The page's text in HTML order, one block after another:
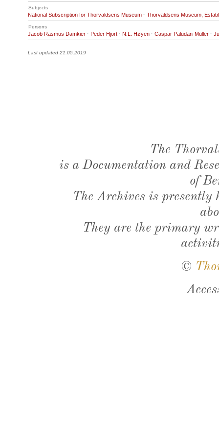
Subjects
National Subscription for Thorvaldsens Museum · Thorvaldsens Museum,
Persons
Jacob Rasmus Damkier · Peder Hjort · N.L. Høyen · Caspar Paludan-Müller ·
Last updated 21.05.2019
The
is a Documentation and
of
The Archives is presently
They are the primary
©